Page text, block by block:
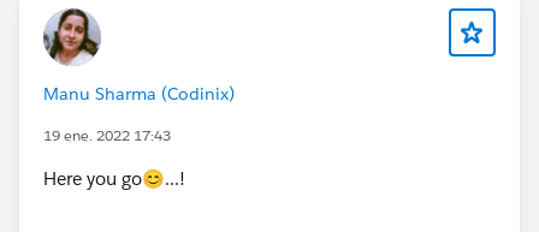
Manu Sharma (Codinix)
19 ene. 2022 17:43
Here you go😊...!